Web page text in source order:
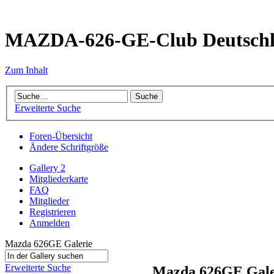
MAZDA-626-GE-Club
Zum Inhalt
Erweiterte Suche
Foren-Übersicht
Ändere Schriftgröße
Gallery 2
Mitgliederkarte
FAQ
Mitglieder
Registrieren
Anmelden
Mazda 626GE Galerie
Erweiterte Suche